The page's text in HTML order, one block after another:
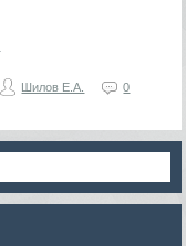
Шилов Е.А. 0